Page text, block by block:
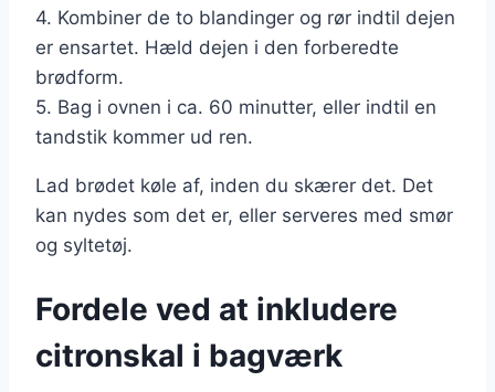
4. Kombiner de to blandinger og rør indtil dejen
er ensartet. Hæld dejen i den forberedte
brødform.
5. Bag i ovnen i ca. 60 minutter, eller indtil en
tandstik kommer ud ren.
Lad brødet køle af, inden du skærer det. Det
kan nydes som det er, eller serveres med smør
og syltetøj.
Fordele ved at inkludere
citronskal i bagværk